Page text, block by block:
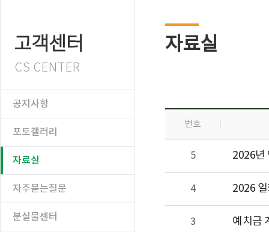
고객센터
CS CENTER
공지사항
포토갤러리
자료실
자주묻는질문
분실물센터
자료실
번호
5 2026년
4 2026
3 예치금